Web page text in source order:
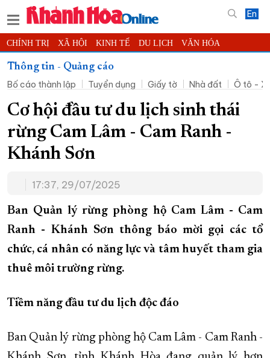
En
CHÍNH TRỊ XÃ HỘI KINH TẾ DU LỊCH VĂN HÓA
THỂ THAO ĐỜI SỐNG TIN ĐỊA PHƯƠNG
KHOA HỌC - CÔNG NGHỆ PHÁP LUẬT BẠN ĐỌC PHÓNG SỰ
THẾ GIỚI MULTIMEDIA VIDEO ĐỌC BÁO ONLINE
PODCAST THÔNG TIN - QUẢNG CÁO
QUY HOẠCH TỈNH KHÁNH HÒA
CHUNG TAY CẢI CÁCH HÀNH CHÍNH
XÂY DỰNG NÔNG THÔN MỚI LỊCH CẮT ĐIỆN
TÀU - XE - MÁY BAY
KỶ NIỆM 370 NĂM XÂY DỰNG VÀ PHÁT TRIỂN TỈNH KHÁNH HÒA
KHOẢNH KHẮC ĐẸP XỨ TRẦM
ĐẠI HỘI ĐẢNG CÁC CẤP TRANG CHỦ
Thông tin - Quảng cáo
Bố cáo thành lập
Tuyển dụng Giấy tờ Nhà đất Ô tô -
Cơ hội đầu tư du lịch sinh thái
rừng Cam Lâm - Cam Ranh -
Khánh Sơn
17:37, 29/07/2025
Ban Quản lý rừng phòng hộ Cam Lâm - Cam
Ranh - Khánh Sơn thông báo mời gọi các tổ
chức, cá nhân có năng lực và tâm huyết tham gia
thuê môi trường rừng.
Tiềm năng đầu tư du lịch độc đáo
Ban Quản lý rừng phòng hộ Cam Lâm - Cam Ranh -